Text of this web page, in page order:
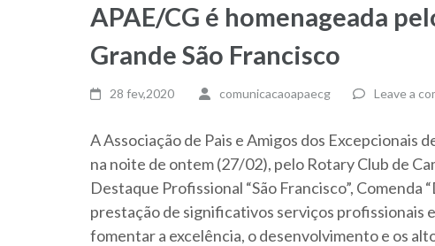
APAE/CG é homenageada
Grande São Francisco
28 fev,2020 comunicacaoapaecg Leave a
A Associação de Pais e Amigos dos Excepcionais
na noite de ontem (27/02), pelo Rotary Club de
Destaque Profissional “São Francisco”, Comenda
prestação de significativos serviços profissionais
fomentar a excelência, o desenvolvimento e os